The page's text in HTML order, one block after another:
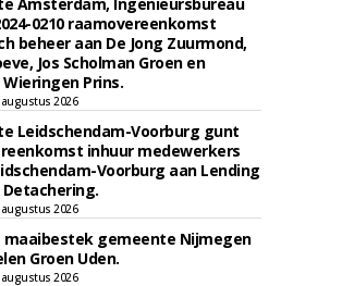
0210 raamovereenkomst
beheer aan De Jong Zuurmond,
Jos Scholman Groen en
Prins.
2026
Leidschendam-Voorburg gunt
inhuur medewerkers
Voorburg aan Lending
2026
maaibestek gemeente Nijmegen
Groen Uden.
2026